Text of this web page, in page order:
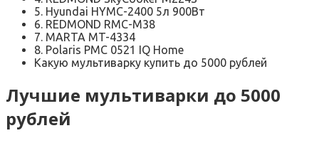
5. Hyundai HYMC-2400 5л 900Вт
6. REDMOND RMC-M38
7. MARTA MT-4334
8. Polaris PMC 0521 IQ Home
Какую мультиварку купить до 5000 рублей
Лучшие мультиварки до 5000
рублей